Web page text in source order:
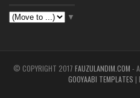
▼
© COPYRIGHT 2017 FAUZULANDIM.COM -
GOOYAABI TEMPLATES |